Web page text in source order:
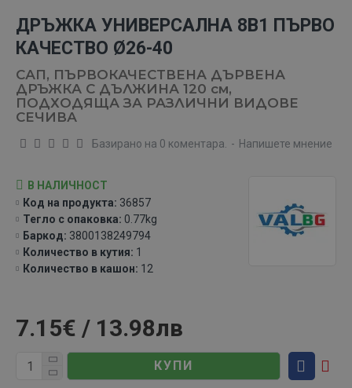
ДРЪЖКА УНИВЕРСАЛНА 8В1 ПЪРВО
КАЧЕСТВО Ø26-40
САП, ПЪРВОКАЧЕСТВЕНА ДЪРВЕНА
ДРЪЖКА С ДЪЛЖИНА 120 см,
ПОДХОДЯЩА ЗА РАЗЛИЧНИ ВИДОВЕ
СЕЧИВА
В НАЛИЧНОСТ
Код на продукта: 36857
Тегло с опаковка: 0.77kg
Баркод: 3800138249794
Количество в кашон: 12
Количество в кутия: 1
Базирано на 0 коментара. - Напишете мнение
7.15€ / 13.98лв
КУПИ